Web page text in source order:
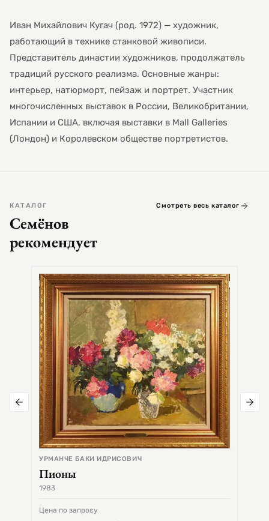
Иван Михайлович Кугач (род. 1972) — художник,
работающий в технике станковой живописи.
Представитель династии художников, продолжатель
традиций русского реализма. Основные жанры:
интерьер, натюрморт, пейзаж и портрет. Участник
многочисленных выставок в России, Великобритании,
Испании и США, включая выставки в Mall Galleries
(Лондон) и Королевском обществе портретистов.
КАТАЛОГ
Семёнов
рекомендует
Смотреть весь каталог
УРМАНЧЕ БАКИ ИДРИСОВИЧ
Пионы
1983
Цена по запросу